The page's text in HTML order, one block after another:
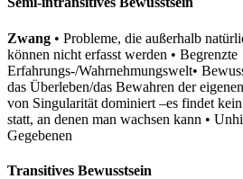
Zwang • Probleme, die außerhalb
können nicht erfasst werden • Begrenzte
Erfahrungs-/Wahrnehmungswelt•
das Überleben/das Bewahren der
von Singularität dominiert –es findet
statt, an denen man wachsen kann •
Gegebenen
Transitives Bewusstsein